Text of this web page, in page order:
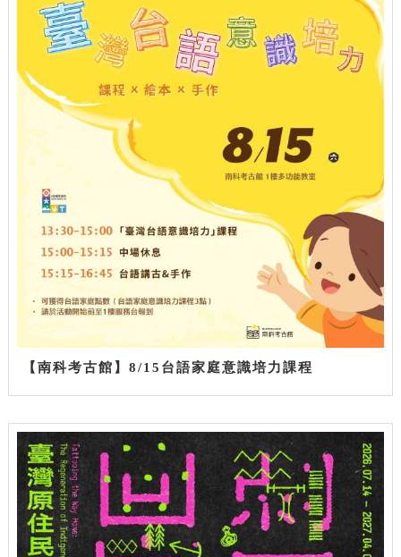
【南科考古館】8/15台語家庭意識培力課程